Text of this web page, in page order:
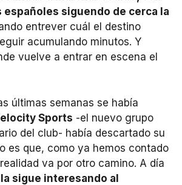
españoles siguendo de cerca la
entrever cuál el destino
acumulando minutos. Y
vuelve a entrar en escena el
últimas semanas se había
Sports -el nuevo grupo
del club- había descartado su
es que, como ya hemos contado
va por otro camino. A día
sigue interesando al